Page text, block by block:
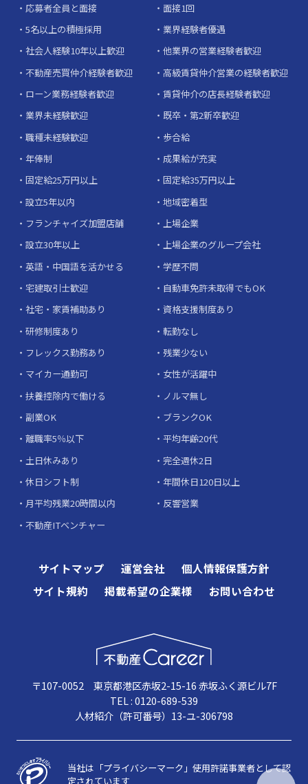
応募者全員と面接
面接1回
5名以上の積極採用
業界経験者優遇
社会人経験10年以上歓迎
他業界の営業経験者歓迎
不動産売買仲介経験者歓迎
高級賃貸仲介営業の経験者歓迎
ローン業務経験者歓迎
賃貸仲介の店長経験者歓迎
業界未経験歓迎
既卒・第2新卒歓迎
職種未経験歓迎
歩合給
年俸制
成果給が充実
固定給25万円以上
固定給35万円以上
設立5年以内
地域密着型
フランチャイズ加盟店舗
上場企業
設立30年以上
上場企業のグループ会社
英語・中国語を活かせる
学歴不問
宅建取引士歓迎
自動車免許未取得でもOK
社宅・家賃補助あり
資格支援制度あり
研修制度あり
転勤なし
フレックス勤務あり
残業少ない
マイカー通勤可
女性が活躍中
扶養控除内で働ける
ノルマ無し
副業OK
ブランクOK
離職率5％以下
平均年齢20代
土日休みあり
完全週休2日
休日シフト制
年間休日120日以上
月平均残業20時間以内
反響営業
不動産ITベンチャー
サイトマップ 運営会社
個人情報保護方針
サイト規約
掲載希望の企業様 お問い合わせ
〒107-0052 東京都港区赤坂2-15-16 赤坂ふく源ビル7F
TEL : 0120-689-539
人材紹介（許可番号）13-ユ-306798
当社は「プライバシーマーク」使用許諾事業者として認
定されています